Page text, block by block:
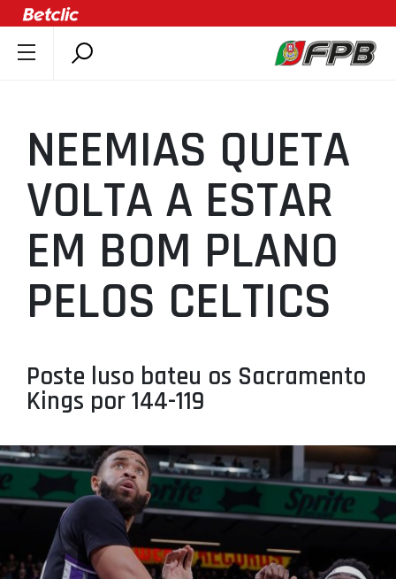
ÚLTIMAS
COMPETIÇÕES
ASSOCIAÇÕES
CLUBES
AGENTES
AGENDA
MINIBASQUETE
ÁREA TÉCNICA
PROJETOS
LIGA BETCLIC MASCULINA
LIGA BETCLIC FEMININA
NEEMIAS QUETA
VOLTA A ESTAR
EM BOM PLANO
PELOS CELTICS
Poste luso bateu os Sacramento
Kings por 144-119